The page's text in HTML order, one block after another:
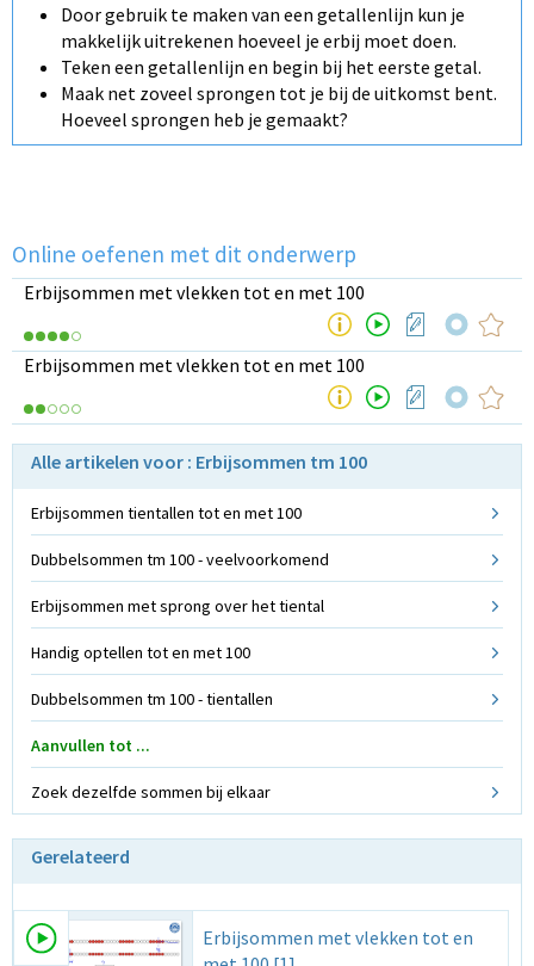
Door gebruik te maken van een getallenlijn kun je
makkelijk uitrekenen hoeveel je erbij moet doen.
Teken een getallenlijn en begin bij het eerste getal.
Maak net zoveel sprongen tot je bij de uitkomst bent.
Hoeveel sprongen heb je gemaakt?
Online oefenen met dit onderwerp
Erbijsommen met vlekken tot en met 100
Erbijsommen met vlekken tot en met 100
Alle artikelen voor : Erbijsommen tm 100
Erbijsommen tientallen tot en met 100
Dubbelsommen tm 100 - veelvoorkomend
Erbijsommen met sprong over het tiental
Handig optellen tot en met 100
Dubbelsommen tm 100 - tientallen
Aanvullen tot ...
Zoek dezelfde sommen bij elkaar
Gerelateerd
Erbijsommen met vlekken tot en